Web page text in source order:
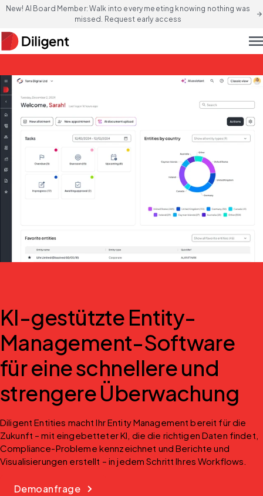
New! AI Board Member: Walk into every meeting knowing nothing was
missed. Request early access
arrow_forward
KI-gestützte Entity-
Management-Software
für eine schnellere und
strengere Überwachung
Diligent Entities macht Ihr Entity Management bereit für die
Zukunft – mit eingebetteter KI, die die richtigen Daten findet,
Compliance-Probleme kennzeichnet und Berichte und
Visualisierungen erstellt – in jedem Schritt Ihres Workflows.
Demoanfrage